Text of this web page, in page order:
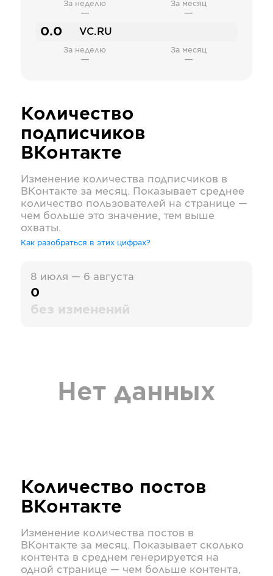
За неделю
—
За месяц
—
0.0 VC.RU
За неделю
—
За месяц
—
Количество
подписчиков
ВКонтакте
Изменение количества подписчиков в
ВКонтакте за месяц. Показывает среднее
количество пользователей на странице —
чем больше это значение, тем выше
охваты.
Как разобраться в этих цифрах?
8 июля — 6 августа
0
без изменений
Нет данных
Количество постов
ВКонтакте
Изменение количества постов в
ВКонтакте за месяц. Показывает сколько
контента в среднем генерируется на
одной странице — чем больше контента,